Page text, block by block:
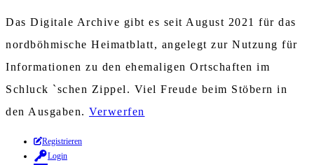
Das Digitale Archive gibt es seit August 2021 für das
nordböhmische Heimatblatt, angelegt zur Nutzung für
Informationen zu den ehemaligen Ortschaften im
Schluck `schen Zippel. Viel Freude beim Stöbern in
den Ausgaben. Verwerfen
Zum
Inhalt
Registrieren
Login